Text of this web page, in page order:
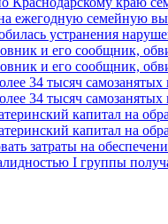
ежегодную семейную
устранения
и его сообщник,
и его сообщник,
34 тысяч
34 тысяч
капитал на
капитал на
затраты на
I группы